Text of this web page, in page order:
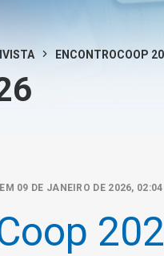
ENCONTROCOOP
09 DE JANEIRO DE 2026, 02:04